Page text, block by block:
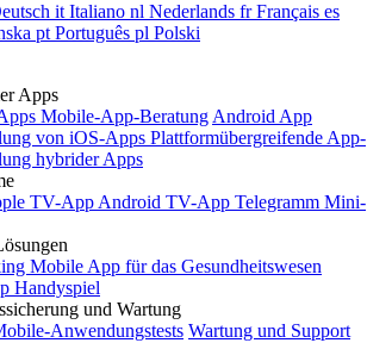
it Italiano nl Nederlands frFrançais es
pt Português pl Polski
Apps
Mobile-App-Beratung Android App
von iOS-Apps Plattformübergreifende App-
hybrider Apps
TV-App Android TV-App Telegramm Mini-
Mobile App für das Gesundheitswesen
Handyspiel
und Wartung
Anwendungstests Wartung und Support